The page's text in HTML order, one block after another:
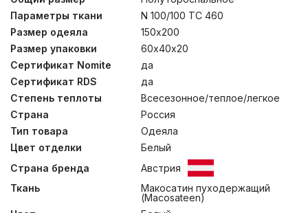
параметрам кассетным и продлевающим их срок
службы. Всесезонное одеяло подойдет для
использования в прохладное межсезонье и не
морозную зиму. Рекомендована стирка при
температуре до 30°С.
Сочетание волокон конопли и хлопка в составе
наполнителя одеял ALLIANCE HEMP GRASS
олицетворяют идеальную гармонию натуральных
материалов, способствующих полноценному и
здоровому отдыху. Ткань – благородный
пуходержащий макосатин из длинноволокнистого
египетского хлопка (Macosateen, TC 460),
произведенный на фабрике Weidmann (Зюссен,
Германия). Изделия отличаются высокой
воздухопропускаемостью и гигроскопичностью,
исключая образование «парникового эффекта».
Натуральный наполнитель не электризуется и
обладает природным антибактериальным эффектом, в
Параметры ткани
N 100/100 TC 460
Размер одеяла
150х200
Размер упаковки
60х40х20
Сертификат Nomite
да
Сертификат RDS
да
Степень теплоты
Всесезонное/теплое/легкое
Страна
Россия
Тип товара
Одеяла
Цвет отделки
Белый
Страна бренда
Австрия
Ткань
Макосатин пуходержащий
(Macosateen)